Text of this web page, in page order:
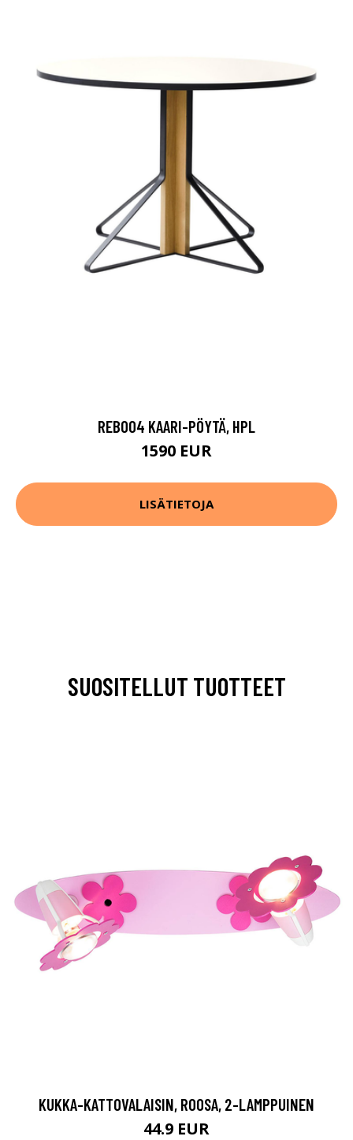
REB004 KAARI-PÖYTÄ, HPL
1590 EUR
LISÄTIETOJA
SUOSITELLUT TUOTTEET
KUKKA-KATTOVALAISIN, ROOSA, 2-LAMPPUINEN
44.9 EUR